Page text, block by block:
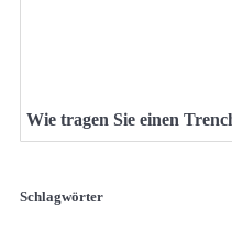
Wie tragen Sie einen
Schlagwörter